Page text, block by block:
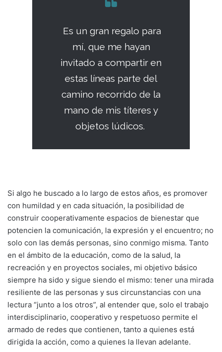
Es un gran regalo para
mí, que me hayan
invitado a compartir en
estas líneas parte del
camino recorrido de la
mano de mis títeres y
objetos lúdicos.
Si algo he buscado a lo largo de estos años, es promover
con humildad y en cada situación, la posibilidad de
construir cooperativamente espacios de bienestar que
potencien la comunicación, la expresión y el encuentro; no
solo con las demás personas, sino conmigo misma. Tanto
en el ámbito de la educación, como de la salud, la
recreación y en proyectos sociales, mi objetivo básico
siempre ha sido y sigue siendo el mismo: tener una mirada
resiliente de las personas y sus circunstancias con una
lectura “junto a los otros”, al entender que, solo el trabajo
interdisciplinario, cooperativo y respetuoso permite el
armado de redes que contienen, tanto a quienes está
dirigida la acción, como a quienes la llevan adelante.